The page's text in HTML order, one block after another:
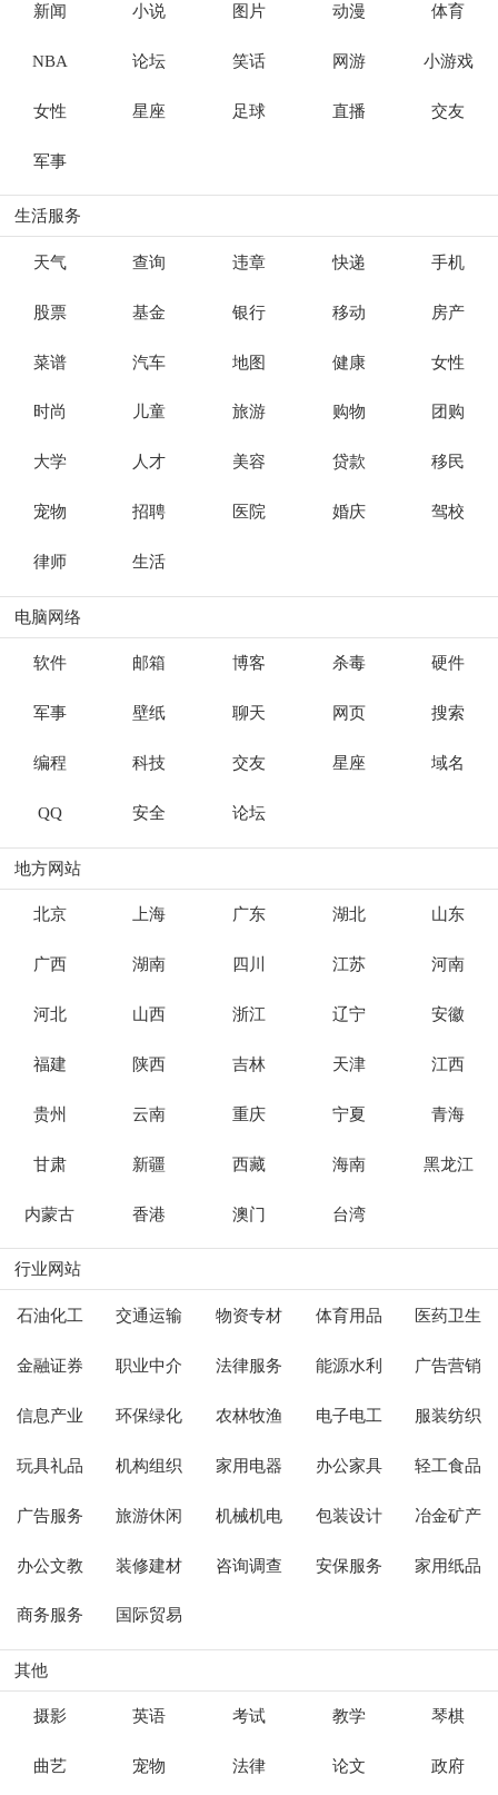
新闻 小说 图片 动漫 体育
NBA 论坛 笑话 网游 小游戏
女性 星座 足球 直播 交友
军事
生活服务
天气 查询 违章 快递 手机
股票 基金 银行 移动 房产
菜谱 汽车 地图 健康 女性
时尚 儿童 旅游 购物 团购
大学 人才 美容 贷款 移民
宠物 招聘 医院 婚庆 驾校
律师 生活
电脑网络
软件 邮箱 博客 杀毒 硬件
军事 壁纸 聊天 网页 搜索
编程 科技 交友 星座 域名
QQ 安全 论坛
地方网站
北京 上海 广东 湖北 山东
广西 湖南 四川 江苏 河南
河北 山西 浙江 辽宁 安徽
福建 陕西 吉林 天津 江西
贵州 云南 重庆 宁夏 青海
甘肃 新疆 西藏 海南 黑龙江
内蒙古 香港 澳门 台湾
行业网站
石油化工 交通运输 物资专材 体育用品 医药卫生
金融证券 职业中介 法律服务 能源水利 广告营销
信息产业 环保绿化 农林牧渔 电子电工 服装纺织
玩具礼品 机构组织 家用电器 办公家具 轻工食品
广告服务 旅游休闲 机械机电 包装设计 冶金矿产
办公文教 装修建材 咨询调查 安保服务 家用纸品
商务服务 国际贸易
其他
摄影 英语 考试 教学 琴棋
曲艺 宠物 法律 论文 政府